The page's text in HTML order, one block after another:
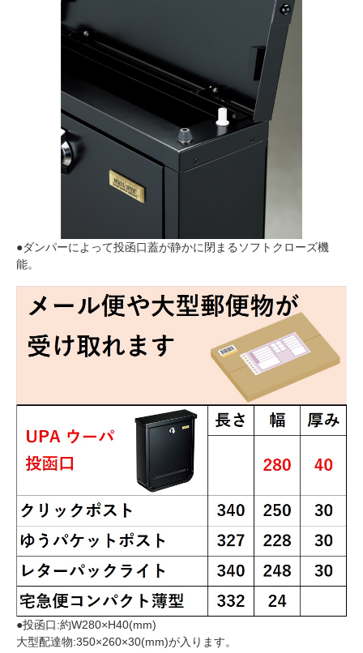
●ダンパーによって投函口蓋が静かに閉まるソフトクローズ機
能。
●投函口:約W280×H40(mm)
大型配達物:350×260×30(mm)が入ります。